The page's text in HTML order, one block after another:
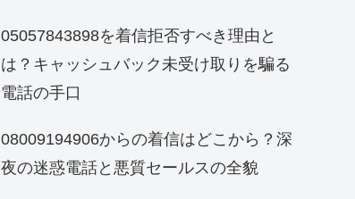
05057843898を着信拒否すべき理由と
は？キャッシュバック未受け取りを騙る
電話の手口
08009194906からの着信はどこから？深
夜の迷惑電話と悪質セールスの全貌